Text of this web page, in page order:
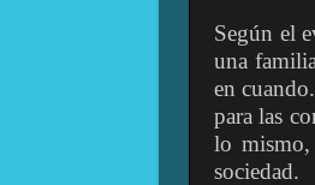
Según el
una
en
para las
lo mismo,
sociedad.